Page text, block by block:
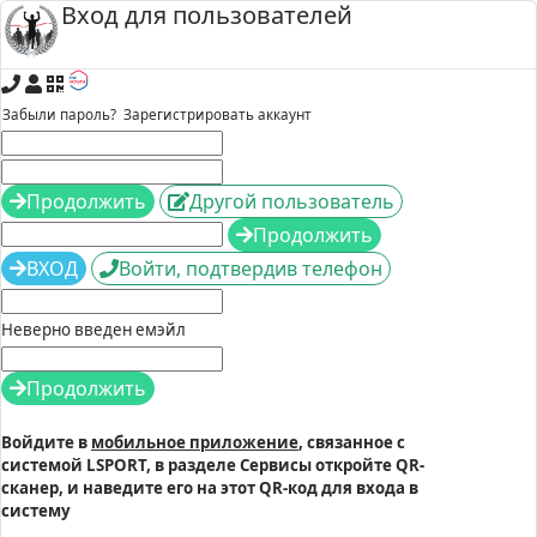
Вход для пользователей
Забыли пароль? Зарегистрировать аккаунт
Продолжить
Другой пользователь
Продолжить
ВХОД
Войти, подтвердив телефон
Неверно введен емэйл
Продолжить
Войдите в мобильное приложение, связанное с
системой LSPORT, в разделе Сервисы откройте QR-
сканер, и наведите его на этот QR-код для входа в
систему